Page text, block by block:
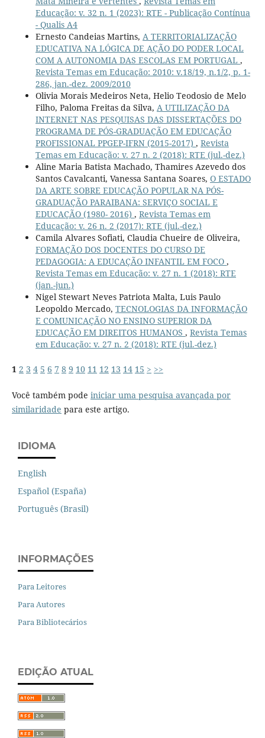
Educação: v. 32 n. 1 (2023): RTE - Publicação Contínua
- Qualis A4
Ernesto Candeias Martins, A TERRITORIALIZAÇÃO
EDUCATIVA NA LÓGICA DE AÇÃO DO PODER LOCAL
COM A AUTONOMIA DAS ESCOLAS EM PORTUGAL ,
Revista Temas em Educação: 2010: v.18/19, n.1/2, p. 1-
286, jan.-dez. 2009/2010
Olivia Morais Medeiros Neta, Helio Teodosio de Melo
Filho, Paloma Freitas da Silva, A UTILIZAÇÃO DA
INTERNET NAS PESQUISAS DAS DISSERTAÇÕES DO
PROGRAMA DE PÓS-GRADUAÇÃO EM EDUCAÇÃO
PROFISSIONAL PPGEP-IFRN (2015-2017) , Revista
Temas em Educação: v. 27 n. 2 (2018): RTE (jul.-dez.)
Aline Maria Batista Machado, Thamires Azevedo dos
Santos Cavalcanti, Vanessa Santana Soares, O ESTADO
DA ARTE SOBRE EDUCAÇÃO POPULAR NA PÓS-
GRADUAÇÃO PARAIBANA: SERVIÇO SOCIAL E
EDUCAÇÃO (1980- 2016) , Revista Temas em
Educação: v. 26 n. 2 (2017): RTE (jul.-dez.)
Camila Alvares Sofiati, Claudia Chueire de Oliveira,
FORMAÇÃO DOS DOCENTES DO CURSO DE
PEDAGOGIA: A EDUCAÇÃO INFANTIL EM FOCO ,
Revista Temas em Educação: v. 27 n. 1 (2018): RTE
(jan.-jun.)
Nigel Stewart Neves Patriota Malta, Luis Paulo
Leopoldo Mercado, TECNOLOGIAS DA INFORMAÇÃO
E COMUNICAÇÃO NO ENSINO SUPERIOR DA
EDUCAÇÃO EM DIREITOS HUMANOS , Revista Temas
em Educação: v. 27 n. 2 (2018): RTE (jul.-dez.)
1 2 3 4 5 6 7 8 9 10 11 12 13 14 15 > >>
Você também pode iniciar uma pesquisa avançada por
similaridade para este artigo.
IDIOMA
English
Español (España)
Português (Brasil)
INFORMAÇÕES
Para Leitores
Para Autores
Para Bibliotecários
EDIÇÃO ATUAL